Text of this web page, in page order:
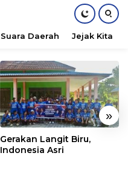
Suara Daerah Jejak Kita
»
Gerakan Langit Biru,
Indonesia Asri